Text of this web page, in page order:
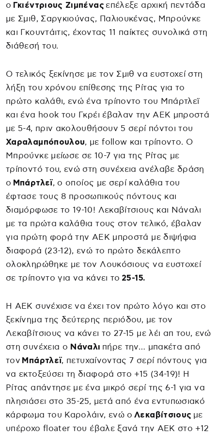
ο Γκιέντριους Ζιμπέναςεπέλεξε αρχική πεντάδα
με Σμιθ, Σαργκιούνας, Παλιουκένας, Μπρούνκε
και Γκουντάιτις, έχοντας 11 παίκτες συνολικά στη
διάθεσή του.
Ο τελικός ξεκίνησε με τον Σμιθ να ευστοχεί στη
λήξη του χρόνου επίθεσης της Ρίτας για το
πρώτο καλάθι, ενώ ένα τρίποντο του Μπάρτλεϊ
και ένα hook του Γκρέι έβαλαν την ΑΕΚ μπροστά
με 5-4, πριν ακολουθήσουν 5 σερί πόντοι του
Χαραλαμπόπουλου, με follow και τρίποντο. Ο
Μπρούνκε μείωσε σε 10-7 για της Ρίτας με
τρίποντό του, ενώ στη συνέχεια ανέλαβε δράση
ο Μπάρτλεϊ, ο οποίος με σερί καλάθια του
έφτασε τους 8 προσωπικούς πόντους και
διαμόρφωσε το 19-10! Λεκαβίτσιους και Νάναλι
με τα πρώτα καλάθια τους στον τελικό, έβαλαν
για πρώτη φορά την ΑΕΚ μπροστά με διψήφια
διαφορά (23-12), ενώ το πρώτο δεκάλεπτο
ολοκληρώθηκε με τον Λουκόσιους να ευστοχεί
σε τρίποντο για να κάνει το 25-15.
Η ΑΕΚ συνέχισε να έχει τον πρώτο λόγο και στο
ξεκίνημα της δεύτερης περιόδου, με τον
Λεκαβίτσιους να κάνει το 27-15 με λέι απ του, ενώ
στη συνέχεια ο Νάναλι πήρε την… μπακέτα από
τον Μπάρτλεϊ, πετυχαίνοντας 7 σερί πόντους για
να εκτοξεύσει τη διαφορά στο +15 (34-19)! Η
Ρίτας απάντησε με ένα μικρό σερί της 6-1 για να
πλησιάσει στο 35-25, μετά από ένα εντυπωσιακό
κάρφωμα του Καρολάιν, ενώ οΛεκαβίτσιους με
υπέροχο floater του έβαλε ξανά την ΑΕΚ στο +12